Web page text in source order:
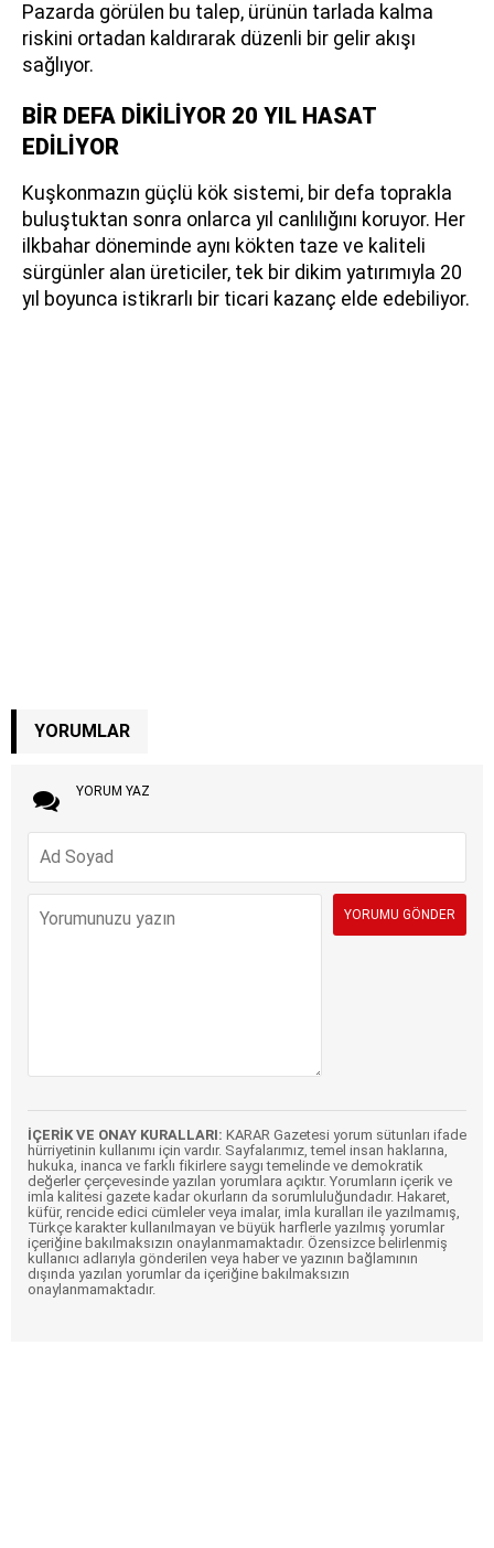
Pazarda görülen bu talep, ürünün tarlada kalma
riskini ortadan kaldırarak düzenli bir gelir akışı
sağlıyor.
BİR DEFA DİKİLİYOR 20 YIL HASAT
EDİLİYOR
Kuşkonmazın güçlü kök sistemi, bir defa toprakla
buluştuktan sonra onlarca yıl canlılığını koruyor. Her
ilkbahar döneminde aynı kökten taze ve kaliteli
sürgünler alan üreticiler, tek bir dikim yatırımıyla 20
yıl boyunca istikrarlı bir ticari kazanç elde edebiliyor.
YORUMLAR
YORUM YAZ
İÇERİK VE ONAY KURALLARI: KARAR Gazetesi yorum sütunları ifade
hürriyetinin kullanımı için vardır. Sayfalarımız, temel insan haklarına,
hukuka, inanca ve farklı fikirlere saygı temelinde ve demokratik
değerler çerçevesinde yazılan yorumlara açıktır. Yorumların içerik ve
imla kalitesi gazete kadar okurların da sorumluluğundadır. Hakaret,
küfür, rencide edici cümleler veya imalar, imla kuralları ile yazılmamış,
Türkçe karakter kullanılmayan ve büyük harflerle yazılmış yorumlar
içeriğine bakılmaksızın onaylanmamaktadır. Özensizce belirlenmiş
kullanıcı adlarıyla gönderilen veya haber ve yazının bağlamının
dışında yazılan yorumlar da içeriğine bakılmaksızın
onaylanmamaktadır.